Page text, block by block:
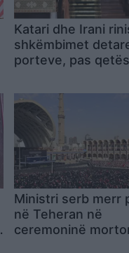
Katari dhe Irani
shkëmbimet
porteve, pas
Ministri serb merr
në Teheran në
ceremoninë